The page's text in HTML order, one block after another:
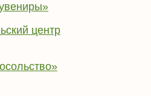
центр